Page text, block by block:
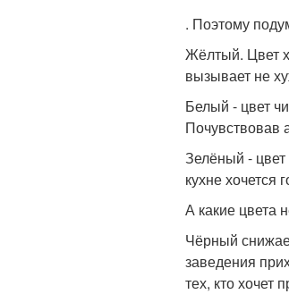
. Поэтому
Жёлтый. Цвет
вызывает не
Белый - цвет
Почувствовав
Зелёный - цвет
кухне хочется
А какие цвета
Чёрный
заведения
тех, кто хочет